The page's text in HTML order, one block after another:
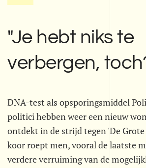
"Je hebt niks te
verbergen,
DNA-test als opsporingsmiddel
politici hebben weer een nieuw
ontdekt in de strijd tegen 'De
koor roept men, vooral de laatste
verdere verruiming van de